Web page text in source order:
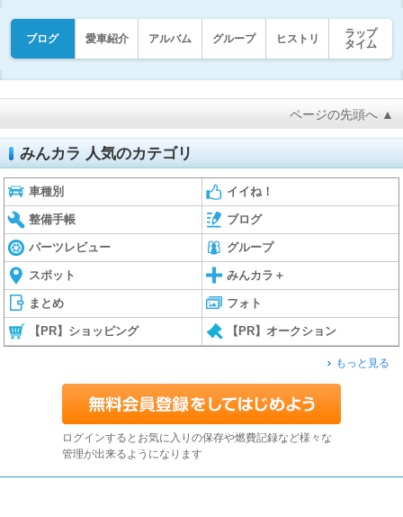
ブログ 愛車紹介 アルバム グループ ヒストリ
ラップ
タイム
ページの先頭へ ▲
みんカラ 人気のカテゴリ
車種別 イイね！
整備手帳 ブログ
パーツレビュー グループ
スポット みんカラ＋
まとめ フォト
【PR】ショッピング 【PR】オークション
もっと見る
ログインするとお気に入りの保存や燃費記録など様々な
管理が出来るようになります